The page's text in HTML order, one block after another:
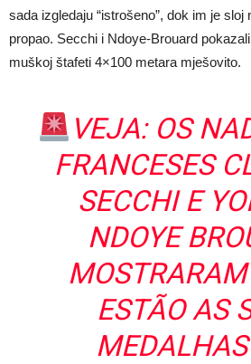
sada izgledaju “istrošeno”, dok im je
propao. Secchi i Ndoye-Brouard
muškoj štafeti 4×100 metara mješovito.
VEJA: OS
FRANCESES
SECCHI E
NDOYE
ESTÃO AS